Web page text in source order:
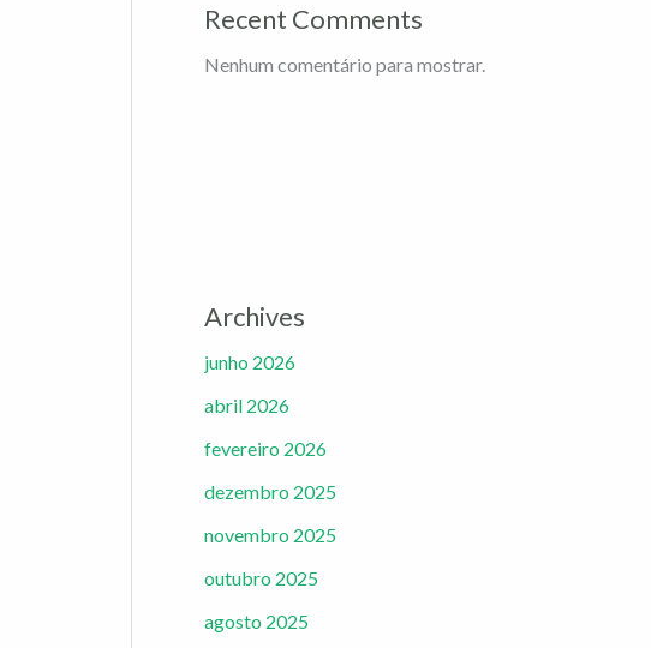
Recent Comments
Nenhum comentário para mostrar.
Archives
junho 2026
abril 2026
fevereiro 2026
dezembro 2025
novembro 2025
outubro 2025
agosto 2025